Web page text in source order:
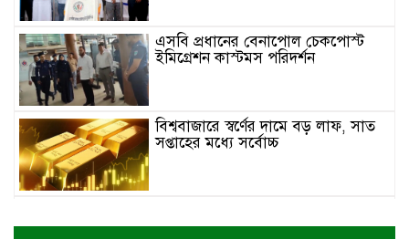
এসবি প্রধানের বেনাপোল চেকপোস্ট
ইমিগ্রেশন কাস্টমস পরিদর্শন
বিশ্ববাজারে স্বর্ণের দামে বড় লাফ, সাত
সপ্তাহের মধ্যে সর্বোচ্চ
বিকল: ৭ ঘণ্টা ধরে বিমানে আটকা ২৬০